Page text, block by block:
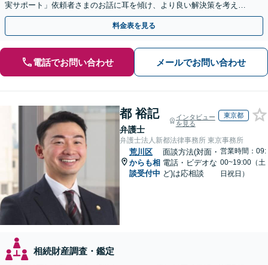
実サポート」依頼者さまのお話に耳を傾け、より良い解決策を考えま
す。【西日暮里駅2分】
料金表を見る
電話でお問い合わせ メールでお問い合わせ
都 裕記
弁護士
インタビュー
を見る
東京都
弁護士法人新都法律事務所 東京事務所
荒川区
からも相
談受付中
面談方法(対面・
電話・ビデオな
ど)は応相談
営業時間：09:
00~19:00（土
日祝日）
相続財産調査・鑑定